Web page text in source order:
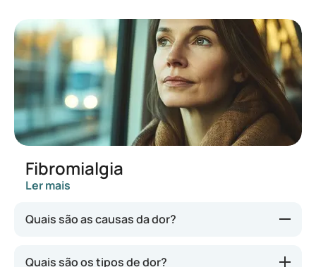
Fibromialgia
Ler mais
Quais são as causas da dor?
A causa pode ser diversa, desde uma lesão,
Quais são os tipos de dor?